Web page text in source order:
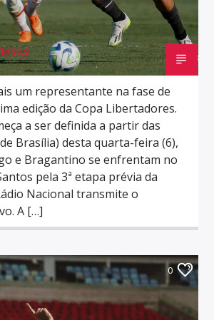
90,9
um representante na fase de
edição da Copa Libertadores.
a ser definida a partir das
Brasília) desta quarta-feira (6),
e Bragantino se enfrentam no
pela 3ª etapa prévia da
Nacional transmite o
A […]
0